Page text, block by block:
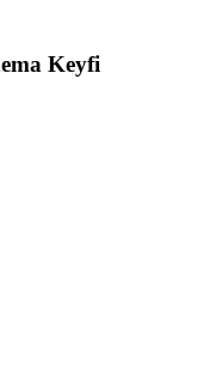
Keyfi